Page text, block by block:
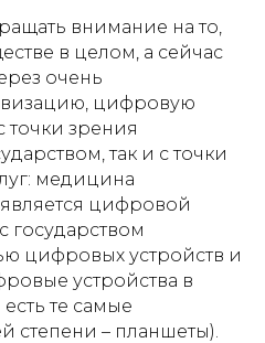
внимание на то,
в целом, а сейчас
очень
цифровую
точки зрения
так и с точки
медицина
цифровой
государством
цифровых устройств и
устройства в
те самые
степени – планшеты).